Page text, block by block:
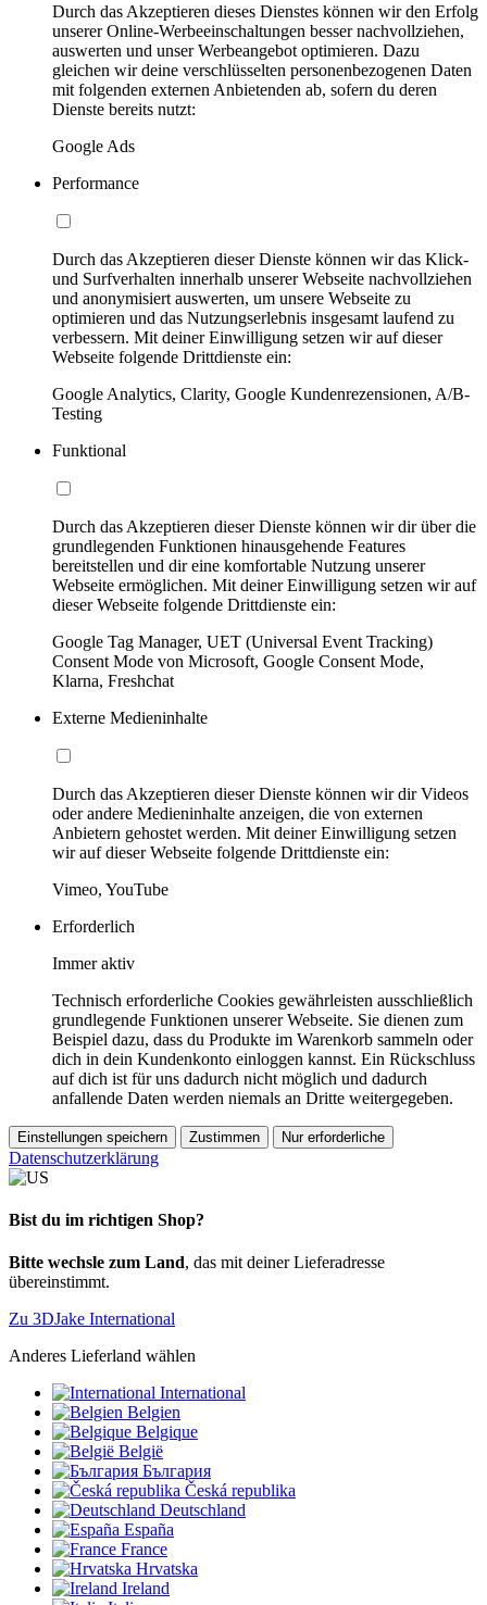
Durch das Akzeptieren dieses Dienstes können wir den Erfolg
unserer Online-Werbeeinschaltungen besser nachvollziehen,
auswerten und unser Werbeangebot optimieren. Dazu
gleichen wir deine verschlüsselten personenbezogenen Daten
mit folgenden externen Anbietenden ab, sofern du deren
Dienste bereits nutzt:
Google Ads
Performance
Durch das Akzeptieren dieser Dienste können wir das Klick-
und Surfverhalten innerhalb unserer Webseite nachvollziehen
und anonymisiert auswerten, um unsere Webseite zu
optimieren und das Nutzungserlebnis insgesamt laufend zu
verbessern. Mit deiner Einwilligung setzen wir auf dieser
Webseite folgende Drittdienste ein:
Google Analytics, Clarity, Google Kundenrezensionen, A/B-
Testing
Funktional
Durch das Akzeptieren dieser Dienste können wir dir über die
grundlegenden Funktionen hinausgehende Features
bereitstellen und dir eine komfortable Nutzung unserer
Webseite ermöglichen. Mit deiner Einwilligung setzen wir auf
dieser Webseite folgende Drittdienste ein:
Google Tag Manager, UET (Universal Event Tracking)
Consent Mode von Microsoft, Google Consent Mode,
Klarna, Freshchat
Externe Medieninhalte
Durch das Akzeptieren dieser Dienste können wir dir Videos
oder andere Medieninhalte anzeigen, die von externen
Anbietern gehostet werden. Mit deiner Einwilligung setzen
wir auf dieser Webseite folgende Drittdienste ein:
Vimeo, YouTube
Erforderlich
Immer aktiv
Technisch erforderliche Cookies gewährleisten ausschließlich
grundlegende Funktionen unserer Webseite. Sie dienen zum
Beispiel dazu, dass du Produkte im Warenkorb sammeln oder
dich in dein Kundenkonto einloggen kannst. Ein Rückschluss
auf dich ist für uns dadurch nicht möglich und dadurch
anfallende Daten werden niemals an Dritte weitergegeben.
Einstellungen speichern Zustimmen Nur erforderliche
Datenschutzerklärung
Bist du im richtigen Shop?
Bitte wechsle zum Land, das mit deiner Lieferadresse
übereinstimmt.
Zu 3DJake International
Anderes Lieferland wählen
International
Belgien
Belgique
België
България
Česká republika
Deutschland
España
France
Hrvatska
Ireland